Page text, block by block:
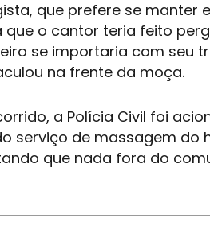
que prefere se manter
que o cantor teria feito
se importaria com seu
na frente da moça.
a Polícia Civil foi
serviço de massagem do
que nada fora do